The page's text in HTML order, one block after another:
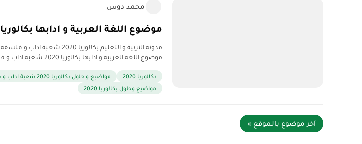
محمد دوس
موضوع اللغة العربية و ادابها بكالوريا 2020 شعبة ا…
موضوع اللغة العربية و ادابها بكالوريا 2020 شعبة اداب و فلسفة السلام عليكم …
بكالوريا 2020
مواضيع و حلول بكالوريا 2020 شعبة اداب و فلسفة
مواضيع وحلول بكالوريا 2020
آخر موضوع بالموقع »